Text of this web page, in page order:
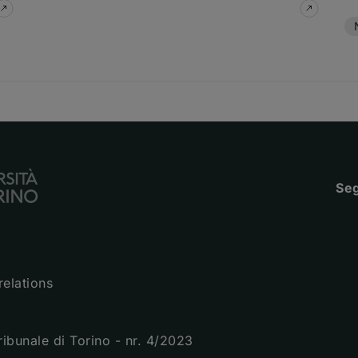
su
Otto Paesi del Mediterraneo all'Università di Torino
su
di Torino - nr. 4/2023